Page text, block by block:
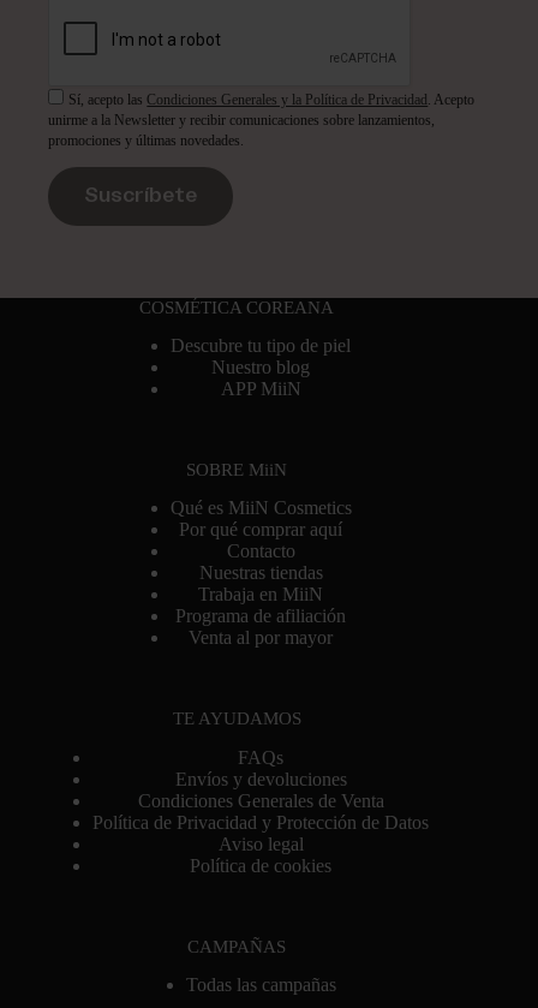
Sí, acepto lasCondiciones Generales y la Política de Privacidad . Acepto
unirme a la Newsletter y recibir comunicaciones sobre lanzamientos,
promociones y últimas novedades.
Suscríbete
COSMÉTICA COREANA
Descubre tu tipo de piel
Nuestro blog
APP MiiN
SOBRE MiiN
Qué es MiiN Cosmetics
Por qué comprar aquí
Contacto
Nuestras tiendas
Trabaja en MiiN
Programa de afiliación
Venta al por mayor
TE AYUDAMOS
FAQs
Envíos y devoluciones
Condiciones Generales de Venta
Política de Privacidad y Protección de Datos
Aviso legal
Política de cookies
CAMPAÑAS
Todas las campañas